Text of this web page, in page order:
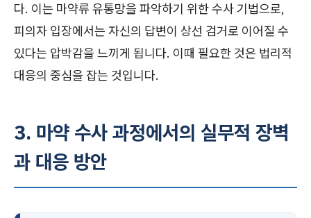
다. 이는 마약류 유통망을 파악하기 위한 수사 기법으로,
피의자 입장에서는 자신의 답변이 상선 검거로 이어질 수
있다는 압박감을 느끼게 됩니다. 이때 필요한 것은 법리적
대응의 중심을 잡는 것입니다.
3. 마약 수사 과정에서의 실무적 장벽
과 대응 방안